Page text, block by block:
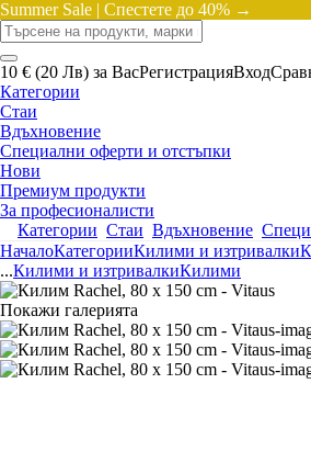
Summer Sale | Спестете до 40% →
10 € (20 Лв) за ВасРегистрацияВход
Категории
Стаи
Вдъхновение
Специални оферти и отстъпки
Нови
Премиум продукти
За професионалисти
Категории Стаи Вдъхновение
НачалоКатегорииКилими и изтривалки
...Килими и изтривалкиКилими
Покажи галерията